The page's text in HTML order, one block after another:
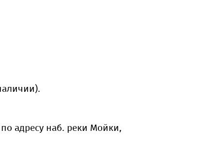
адресу наб. реки Мойки,